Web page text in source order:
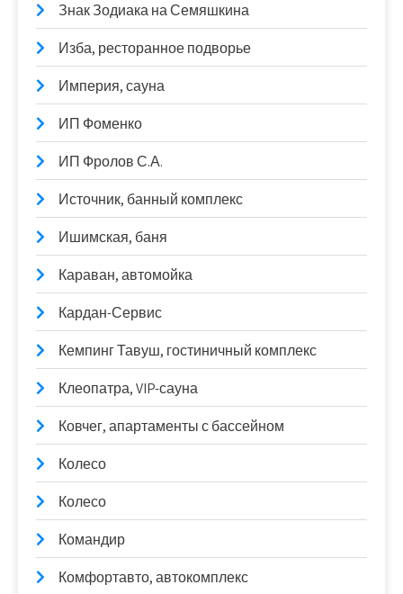
Знак Зодиака на Семяшкина
Изба, ресторанное подворье
Империя, сауна
ИП Фоменко
ИП Фролов С.А.
Источник, банный комплекс
Ишимская, баня
Караван, автомойка
Кардан-Сервис
Кемпинг Тавуш, гостиничный комплекс
Клеопатра, VIP-сауна
Ковчег, апартаменты с бассейном
Колесо
Колесо
Командир
Комфортавто, автокомплекс